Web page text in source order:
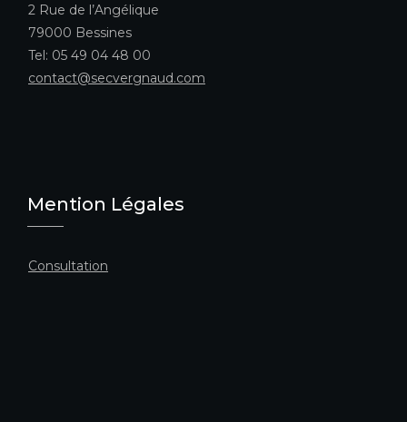
2 Rue de l’Angélique
79000 Bessines
Tel: 05 49 04 48 00
contact@secvergnaud.com
Mention Légales
Consultation